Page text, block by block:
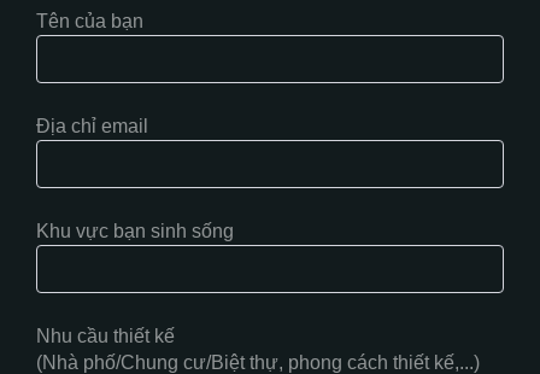
Tên của bạn
Địa chỉ email
Khu vực bạn sinh sống
Nhu cầu thiết kế
(Nhà phố/Chung cư/Biệt thự, phong cách thiết kế,...)